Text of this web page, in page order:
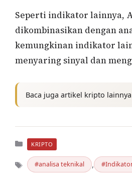
Seperti indikator lainnya,
dikombinasikan dengan
kemungkinan indikator
menyaring sinyal dan
Baca juga artikel kripto
Kategori
KRIPTO
Tag analisa teknikal ,